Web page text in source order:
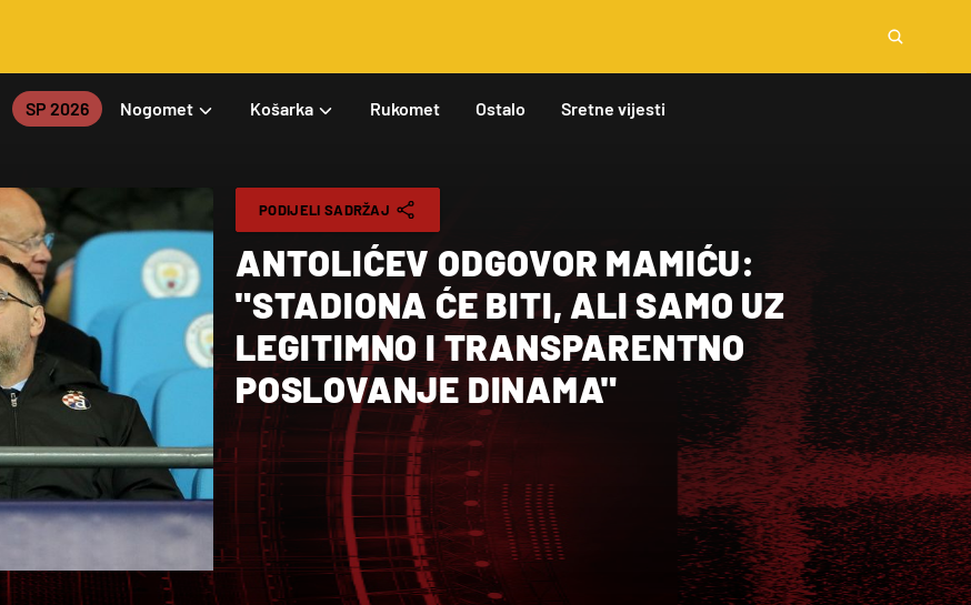
SP 2026 Nogomet Košarka Rukomet Ostalo Sretne vijesti
PODIJELI SADRŽAJ
ANTOLIĆEV ODGOVOR MAMIĆU:
"STADIONA ĆE BITI, ALI SAMO UZ
LEGITIMNO I TRANSPARENTNO
POSLOVANJE DINAMA"